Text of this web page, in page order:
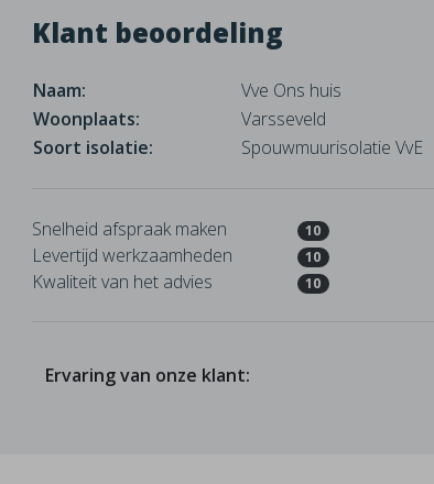
Klant beoordeling
Naam:
Vve Ons huis
Woonplaats:
Varsseveld
Soort isolatie:
Spouwmuurisolatie VvE
Snelheid afspraak maken 10
Levertijd werkzaamheden 10
Kwaliteit van het advies 10
Ervaring van onze klant: